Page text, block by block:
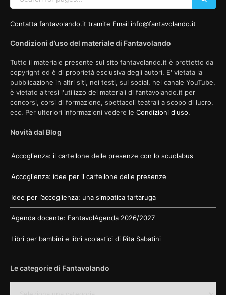
Contatta fantavolando.it tramite Email info@fantavolando.it
Condizioni d’uso del materiale di Fantavolando
Tutto il materiale presente sul sito fantavolando.it è prottetto da
copyright ed è di proprietà esclusiva degli autori. E' vietata la
pubblicazione in altri siti, nei testi, sui social, nel canale YouTube,
è vietato altresì l'utilizzo dei materiali di fantavolando.it per
concorsi, corsi di formazione, spettacoli teatrali a scopo di lucro,
ecc. Per ulteriori informazioni vedere le Condizioni d'uso.
Novità dal Blog
Accoglienza: il cartellone delle presenze con lo scuolabus
Accoglienza: idee per il cartellone delle presenze
Idee per l’accoglienza: una simpatica tartaruga
Agenda docente: FantavolAgenda 2026/2027
Libri per bambini e libri scolastici di Rita Sabatini
Le categorie di Fantavolando